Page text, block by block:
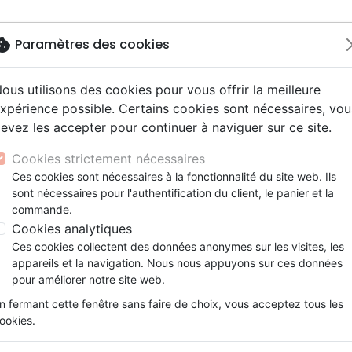
NouveautésBibles
courant
Français fondamental
Bibles d'étude
Bibles audio
Nouveaux Testaments
Livres
société, politique
adoration, louange
santé
couple
Israël, Messianique
Evangelisation
Témoignages, biographies
Romans
jeunes
jeunesse
méditations jeunesse
Livres d'activités
CD Jeunesse
Enseignement jeunesse
hop
Noël, Musique de fête
Compilations
Rock
vraies, témoignages
reportages
Concerts, spectacles
Enseignement, conférences
cadeaux Jeux
produits de l'éditeur
Edification Commentaires
:
favorite_border
Paramètres des cookies
utilisons des cookies pour vous offrir la meilleure
possible. Certains cookies sont nécessaires,
les accepter pour continuer à naviguer sur ce site.
Cookies strictement nécessaires
Ces cookies sont nécessaires à la fonctionnalité du site web. Ils
sont nécessaires pour l'authentification du client, le panier et la
commande.
Cookies analytiques
Ces cookies collectent des données anonymes sur les visites, les
appareils et la navigation. Nous nous appuyons sur ces données
pour améliorer notre site web.
fermant cette fenêtre sans faire de choix, vous acceptez tous les